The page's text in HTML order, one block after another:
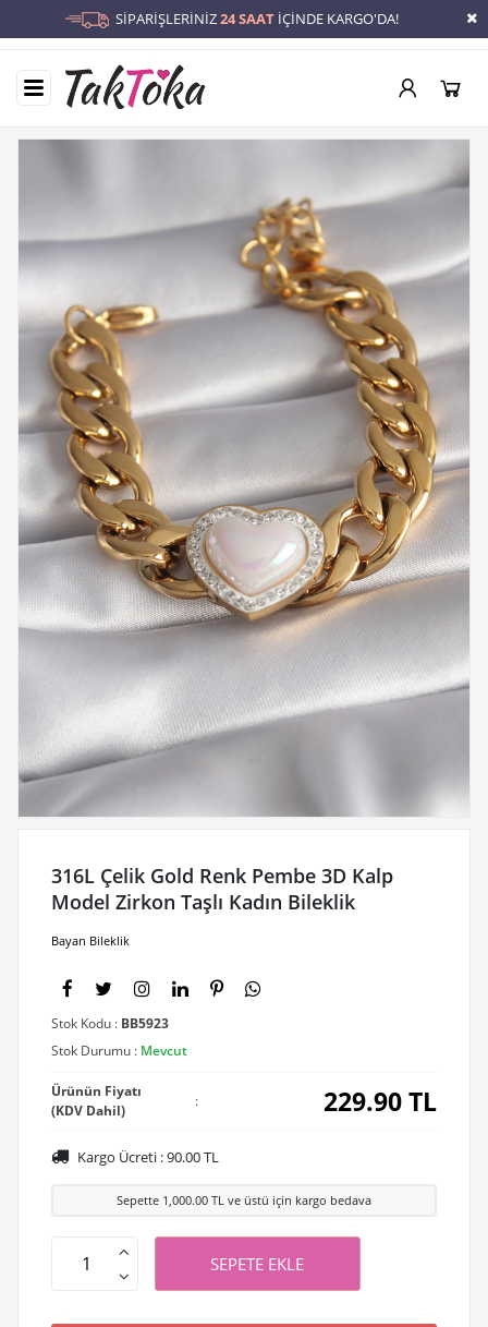
SİPARİŞLERİNİZ24 SAATİÇİNDE KARGO'DA!
316L Çelik Gold Renk Pembe 3D Kalp
Model Zirkon Taşlı Kadın Bileklik
Bayan Bileklik
Stok Kodu : BB5923
Stok Durumu : Mevcut
Ürünün Fiyatı
(KDV Dahil)
: 229.90TL
Kargo Ücreti :90.00TL
Sepette 1,000.00 TL ve üstü için kargo bedava
SEPETE EKLE